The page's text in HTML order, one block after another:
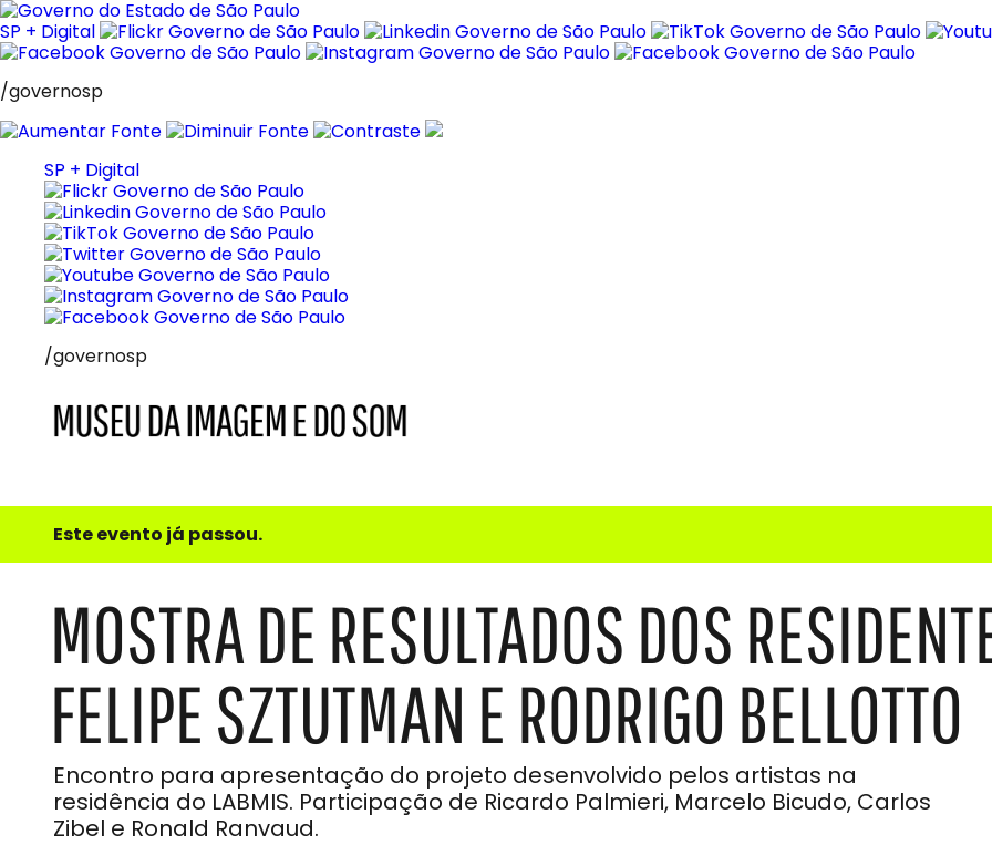
Pular
para
o
SP + Digital
/governosp
SP + Digital
/governosp
e
do
Som
Este evento já passou.
MOSTRA DE RESULTADOS DOS
FELIPE SZTUTMAN E RODRIGO BELLOTTO
Encontro para apresentação do projeto desenvolvido pelos artistas na
residência do LABMIS. Participação de Ricardo Palmieri, Marcelo Bicudo, Carlos
Zibel e Ronald Ranvaud.